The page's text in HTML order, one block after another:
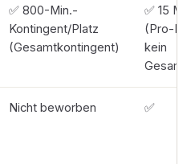
✅ 800-Min.-
Kontingent/Platz
(Gesamtkontingent)
✅ 15
(Pro-
kein
Nicht beworben ✅